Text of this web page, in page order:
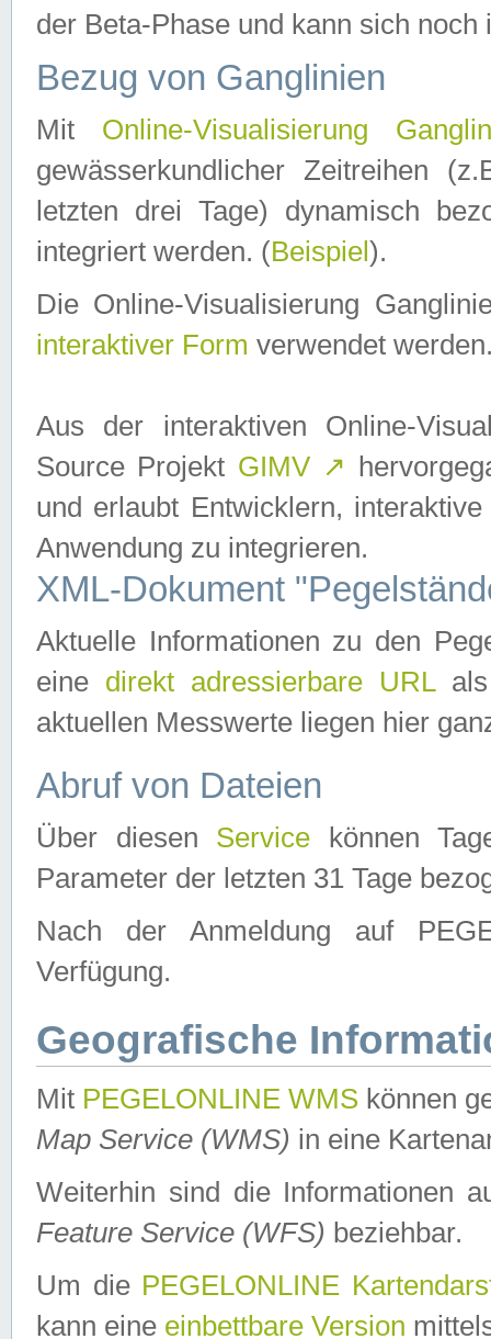
der Beta-Phase und kann sich noch
Bezug von Ganglinien
Mit Online-Visualisierung
gewässerkundlicher Zeitreihen
letzten drei Tage) dynamisch
integriert werden. (Beispiel ).
Die Online-Visualisierung
interaktiver Form verwendet
Aus der interaktiven Online-
Source Projekt GIMV ↗
und erlaubt Entwicklern,
Anwendung zu integrieren.
XML-Dokument
Aktuelle Informationen zu den
eine direkt adressierbare URLals
aktuellen Messwerte liegen hier
Abruf von Dateien
Über diesen Service können
Parameter der letzten 31 Tage
Nach der Anmeldung auf
Verfügung.
Geografische
Mit PEGELONLINE WMS können
Map Service (WMS) in eine
Weiterhin sind die Informationen
Feature Service (WFS) beziehbar.
Um die PEGELONLINE
kann eine einbettbare Version